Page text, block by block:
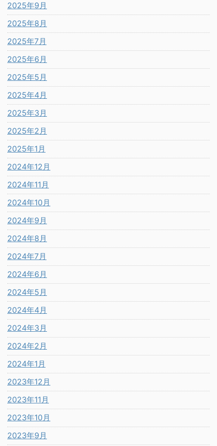
2025年9月
2025年8月
2025年7月
2025年6月
2025年5月
2025年4月
2025年3月
2025年2月
2025年1月
2024年12月
2024年11月
2024年10月
2024年9月
2024年8月
2024年7月
2024年6月
2024年5月
2024年4月
2024年3月
2024年2月
2024年1月
2023年12月
2023年11月
2023年10月
2023年9月